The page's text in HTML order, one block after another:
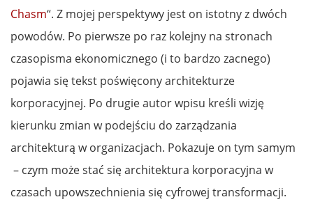
Chasm“. Z mojej perspektywy jest on istotny z dwóch
powodów. Po pierwsze po raz kolejny na stronach
czasopisma ekonomicznego (i to bardzo zacnego)
pojawia się tekst poświęcony architekturze
korporacyjnej. Po drugie autor wpisu kreśli wizję
kierunku zmian w podejściu do zarządzania
architekturą w organizacjach. Pokazuje on tym samym
– czym może stać się architektura korporacyjna w
czasach upowszechnienia się cyfrowej transformacji.